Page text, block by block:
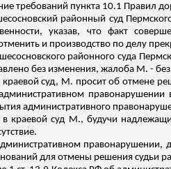
требований пункта 10.1 Правил
районный суд
указав, что факт
и производство по делу
районного суда
без изменения, жалоба М. -
суд, М. просит об отмене
правонарушении
административного
в краевой суд М., будучи
для отмены решения судьи